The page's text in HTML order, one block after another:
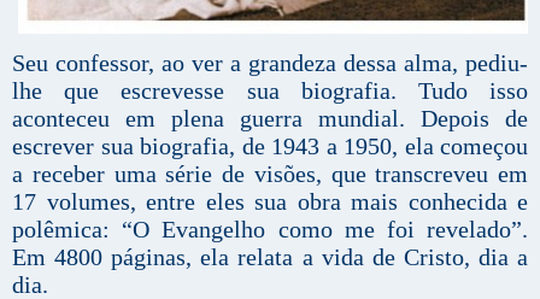
Seu confessor, ao ver a grandeza dessa alma, pediu-
lhe que escrevesse sua biografia. Tudo isso
aconteceu em plena guerra mundial. Depois de
escrever sua biografia, de 1943 a 1950, ela começou
a receber uma série de visões, que transcreveu em
17 volumes, entre eles sua obra mais conhecida e
polêmica: “O Evangelho como me foi revelado”.
Em 4800 páginas, ela relata a vida de Cristo, dia a
dia.